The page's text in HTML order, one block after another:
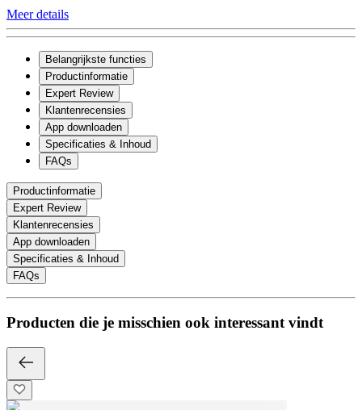
Meer details
Belangrijkste functies
Productinformatie
Expert Review
Klantenrecensies
App downloaden
Specificaties & Inhoud
FAQs
Productinformatie
Expert Review
Klantenrecensies
App downloaden
Specificaties & Inhoud
FAQs
Producten die je misschien ook interessant vindt